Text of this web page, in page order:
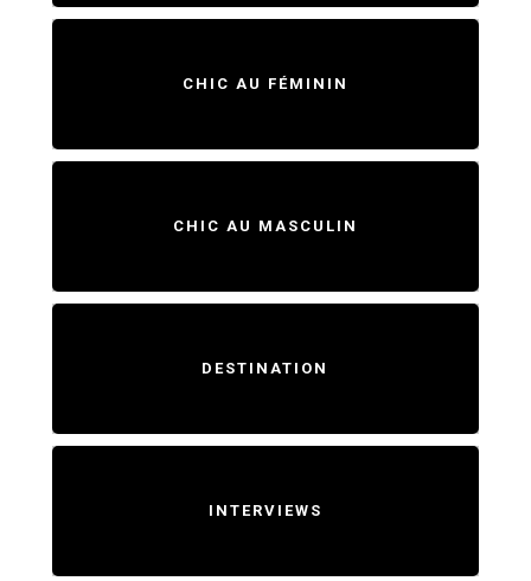
CHIC AU FÉMININ
CHIC AU MASCULIN
DESTINATION
INTERVIEWS